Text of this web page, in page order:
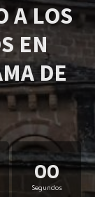
A LOS
EN
DE
00
Segundos